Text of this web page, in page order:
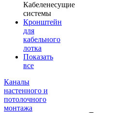
Кабеленесущие
системы
Кронштейн
для
кабельного
лотка
Показать
все
Каналы
настенного и
потолочного
монтажа